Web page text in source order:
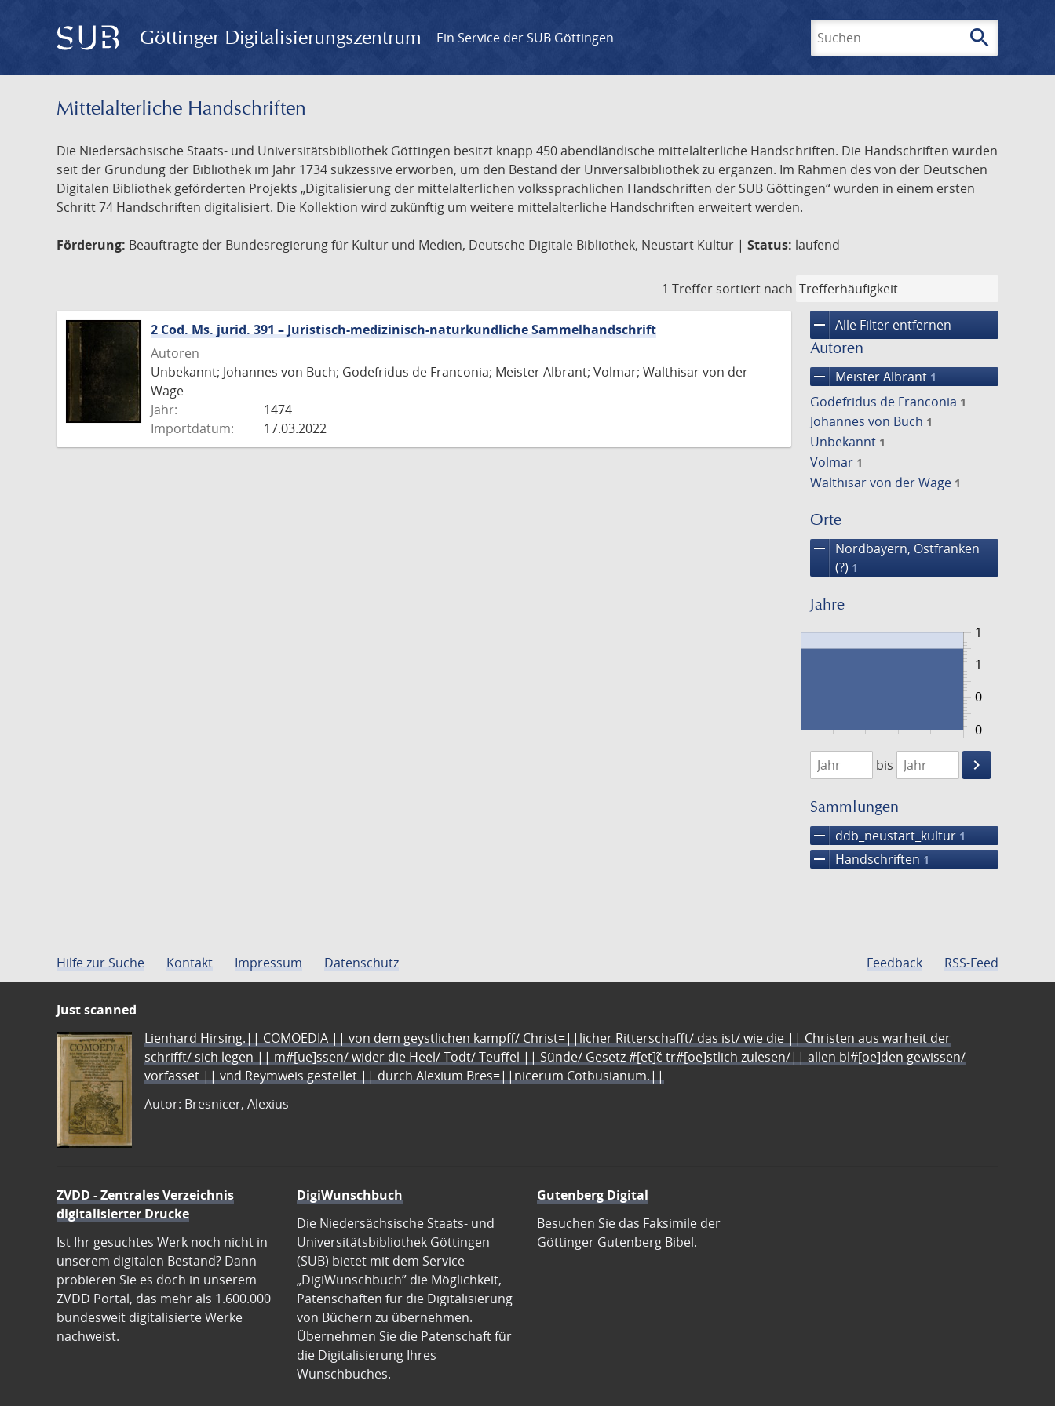
Göttinger Digitalisierungszentrum Ein Service der SUB Göttingen search
Mittelalterliche Handschriften
Die Niedersächsische Staats- und Universitätsbibliothek Göttingen besitzt knapp 450 abendländische mittelalterliche Handschriften. Die Handschriften wurden
seit der Gründung der Bibliothek im Jahr 1734 sukzessive erworben, um den Bestand der Universalbibliothek zu ergänzen. Im Rahmen des von der Deutschen
Digitalen Bibliothek geförderten Projekts „Digitalisierung der mittelalterlichen volkssprachlichen Handschriften der SUB Göttingen“ wurden in einem ersten
Schritt 74 Handschriften digitalisiert. Die Kollektion wird zukünftig um weitere mittelalterliche Handschriften erweitert werden.
Förderung: Beauftragte der Bundesregierung für Kultur und Medien, Deutsche Digitale Bibliothek, Neustart Kultur | Status: laufend
1 Treffer sortiert nach
remove Alle Filter entfernen
Autoren
remove Meister Albrant 1
Godefridus de Franconia 1
Johannes von Buch 1
Unbekannt 1
Volmar 1
Walthisar von der Wage 1
Orte
remove
Nordbayern, Ostfranken
(?) 1
Jahre
0
1
0
1
1474
1475
bis
keyboard_arrow_right
Suche
Sammlungen
remove ddb_neustart_kultur 1
remove Handschriften 1
2 Cod. Ms. jurid. 391 – Juristisch-medizinisch-naturkundliche Sammelhandschrift
Autoren
Unbekannt; Johannes von Buch; Godefridus de Franconia; Meister Albrant; Volmar; Walthisar von der
Wage
Jahr:
1474
Importdatum:
17.03.2022
Hilfe zur Suche Kontakt Impressum Datenschutz Feedback RSS-Feed
Just scanned
Lienhard Hirsing.|| COMOEDIA || von dem geystlichen kampff/ Christ=||licher Ritterschafft/ das ist/ wie die || Christen aus warheit der
schrifft/ sich legen || m#[ue]ssen/ wider die Heel/ Todt/ Teuffel || Sünde/ Gesetz #[et]c̃ tr#[oe]stlich zulesen/|| allen bl#[oe]den gewissen/
vorfasset || vnd Reymweis gestellet || durch Alexium Bres=||nicerum Cotbusianum.||
Autor: Bresnicer, Alexius
ZVDD - Zentrales Verzeichnis
digitalisierter Drucke
Ist Ihr gesuchtes Werk noch nicht in
unserem digitalen Bestand? Dann
probieren Sie es doch in unserem
ZVDD Portal, das mehr als 1.600.000
bundesweit digitalisierte Werke
nachweist.
DigiWunschbuch
Die Niedersächsische Staats- und
Universitätsbibliothek Göttingen
(SUB) bietet mit dem Service
„DigiWunschbuch” die Möglichkeit,
Patenschaften für die Digitalisierung
von Büchern zu übernehmen.
Übernehmen Sie die Patenschaft für
die Digitalisierung Ihres
Wunschbuches.
Gutenberg Digital
Besuchen Sie das Faksimile der
Göttinger Gutenberg Bibel.